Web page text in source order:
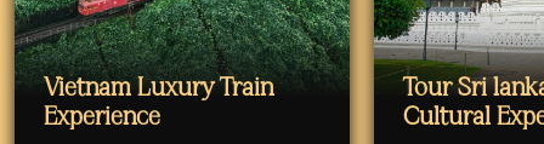
Vietnam Luxury Train
Experience
Tour Sri
Cultural